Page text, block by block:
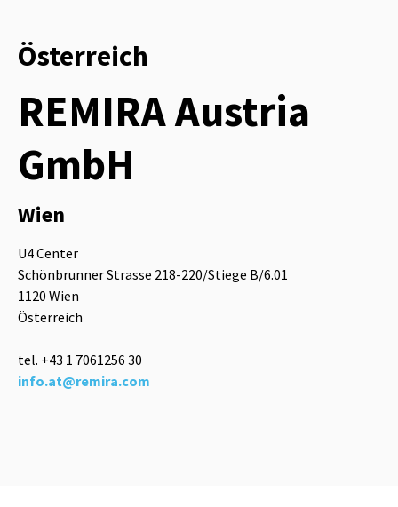
Österreich
REMIRA Austria
GmbH
Wien
U4 Center
Schönbrunner Strasse 218-220/Stiege B/6.01
1120 Wien
Österreich
tel. +43 1 7061256 30
info.at@remira.com